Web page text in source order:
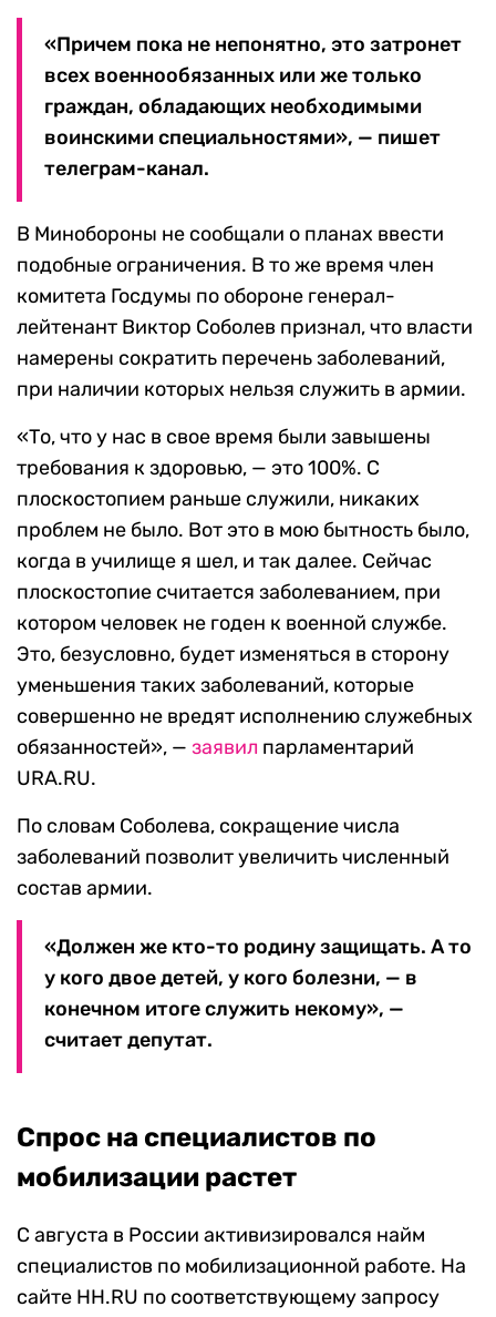
«Причем пока не непонятно, это затронет
всех военнообязанных или же только
граждан, обладающих необходимыми
воинскими специальностями», — пишет
телеграм-канал.
В Минобороны не сообщали о планах ввести
подобные ограничения. В то же время член
комитета Госдумы по обороне генерал-
лейтенант Виктор Соболев признал, что власти
намерены сократить перечень заболеваний,
при наличии которых нельзя служить в армии.
«То, что у нас в свое время были завышены
требования к здоровью, — это 100%. С
плоскостопием раньше служили, никаких
проблем не было. Вот это в мою бытность было,
когда в училище я шел, и так далее. Сейчас
плоскостопие считается заболеванием, при
котором человек не годен к военной службе.
Это, безусловно, будет изменяться в сторону
уменьшения таких заболеваний, которые
совершенно не вредят исполнению служебных
обязанностей», — заявил парламентарий
URA.RU.
По словам Соболева, сокращение числа
заболеваний позволит увеличить численный
состав армии.
«Должен же кто-то родину защищать. А то
у кого двое детей, у кого болезни, — в
конечном итоге служить некому», —
считает депутат.
Спрос на специалистов по
мобилизации растет
С августа в России активизировался найм
специалистов по мобилизационной работе. На
сайте HH.RU по соответствующему запросу